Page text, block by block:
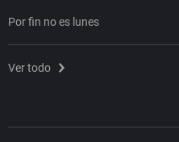
Por fin no es lunes
Ver todo